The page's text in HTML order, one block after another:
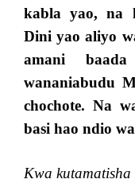
kabla yao, na
Dini yao aliyo
amani
wananiabudu
chochote. Na
basi hao ndio
Kwa